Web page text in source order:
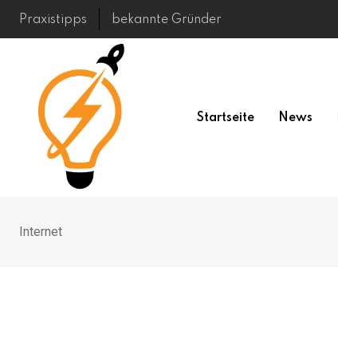
Skip
Praxistipps bekannte Gründer
Startseite News
Internet